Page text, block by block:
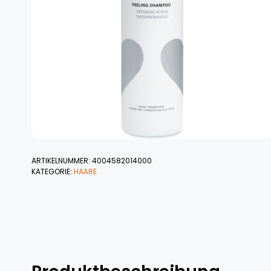
ARTIKELNUMMER: 4004582014000
KATEGORIE: HAARE